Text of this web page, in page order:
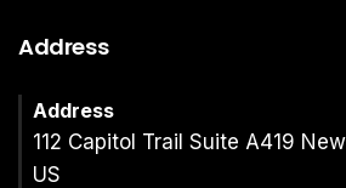
Address
Address
112 Capitol Trail Suite A419
US